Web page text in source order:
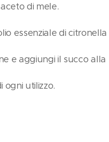
di mele.
essenziale di
e aggiungi il succo alla
ogni utilizzo.